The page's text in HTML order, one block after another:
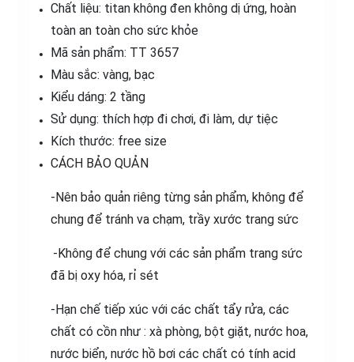
Chất liệu: titan không đen không dị ứng, hoàn
toàn an toàn cho sức khỏe
Mã sản phẩm: TT 3657
Màu sắc: vàng, bạc
Kiểu dáng: 2 tầng
Sử dụng: thích hợp đi chơi, đi làm, dự tiệc
Kích thước: free size
CÁCH BẢO QUẢN
-Nên bảo quản riêng từng sản phẩm, không để
chung để tránh va chạm, trầy xước trang sức
-Không để chung với các sản phẩm trang sức
đã bị oxy hóa, rỉ sét
-Hạn chế tiếp xúc với các chất tẩy rửa, các
chất có cồn như : xà phòng, bột giặt, nước hoa,
nước biển, nước hồ bơi các chất có tính acid